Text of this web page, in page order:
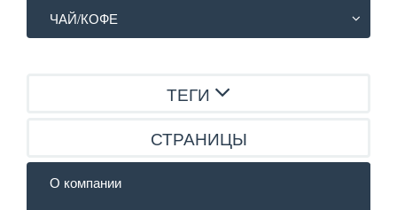
ЧАЙ/КОФЕ
ТЕГИ
СТРАНИЦЫ
О компании